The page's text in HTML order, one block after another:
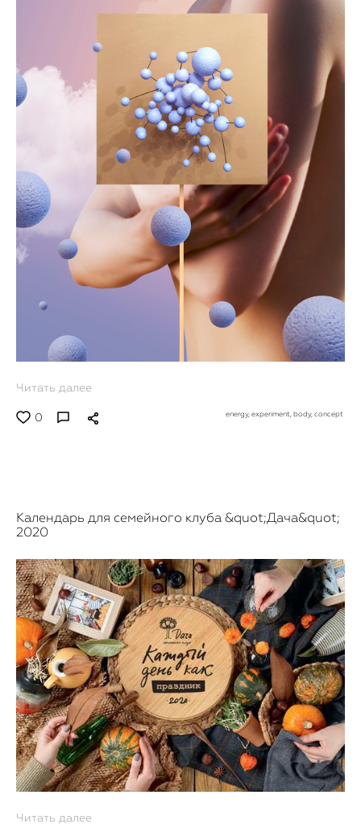
Читать далее
0 energy, experiment, body, concept
Календарь для семейного клуба &quot;Дача&quot;
2020
Читать далее